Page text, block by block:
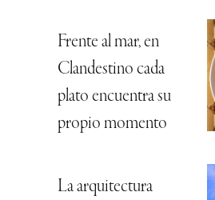
Frente al mar, en
Clandestino cada
plato encuentra su
propio momento
La arquitectura